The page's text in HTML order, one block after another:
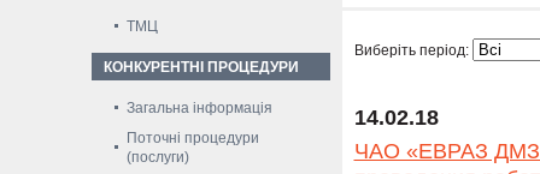
ТМЦ
КОНКУРЕНТНІ ПРОЦЕДУРИ
Загальна інформація
Поточні процедури
(послуги)
Виберіть період:
14.02.18
ЧАО «ЕВРАЗ ДМЗ»